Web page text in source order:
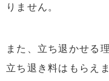
りません。
また、立ち退かせる
立ち退き料はもらえ